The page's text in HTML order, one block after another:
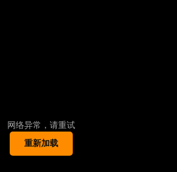
网络异常，请重试
重新加载